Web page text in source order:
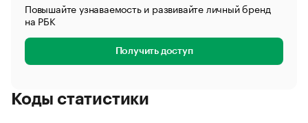
Повышайте узнаваемость и развивайте личный бренд
на РБК
Получить доступ
Коды статистики